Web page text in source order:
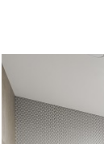
rios,
também!